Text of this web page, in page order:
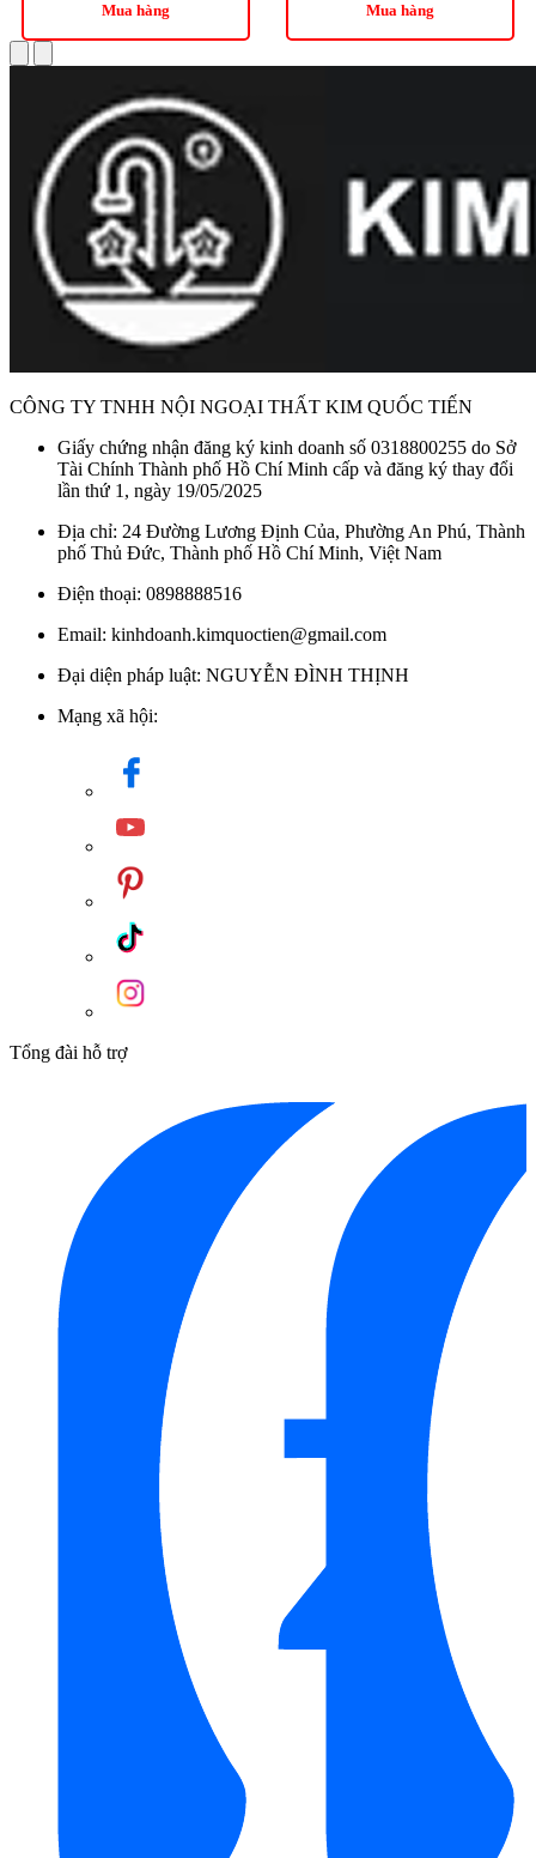
Mua hàng Mua hàng
CÔNG TY TNHH NỘI NGOẠI THẤT KIM QUỐC TIẾN
Giấy chứng nhận đăng ký kinh doanh số 0318800255 do Sở
Tài Chính Thành phố Hồ Chí Minh cấp và đăng ký thay đổi
lần thứ 1, ngày 19/05/2025
Địa chỉ: 24 Đường Lương Định Của, Phường An Phú, Thành
phố Thủ Đức, Thành phố Hồ Chí Minh, Việt Nam
Điện thoại: 0898888516
Email: kinhdoanh.kimquoctien@gmail.com
Đại diện pháp luật: NGUYỄN ĐÌNH THỊNH
Mạng xã hội:
Tổng đài hỗ trợ